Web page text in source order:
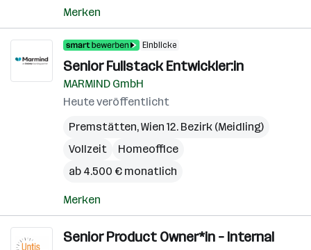
Merken
Einblicke
Senior Fullstack Entwickler:in
MARMIND GmbH
Heute veröffentlicht
Premstätten,Wien 12. Bezirk (Meidling)
Vollzeit
Homeoffice
ab 4.500 € monatlich
Merken
Senior Product Owner*in – Internal